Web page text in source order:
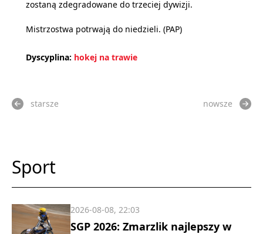
zostaną zdegradowane do trzeciej dywizji.
Mistrzostwa potrwają do niedzieli. (PAP)
Dyscyplina: hokej na trawie
starsze nowsze
Sport
SGP 2026: Zmarzlik najlepszy w
2026-08-08, 22:03